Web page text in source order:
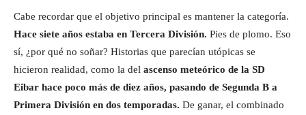
Cabe recordar que el objetivo principal es mantener la categoría.
Hace siete años estaba en Tercera División. Pies de plomo. Eso
sí, ¿por qué no soñar? Historias que parecían utópicas se
hicieron realidad, como la del ascenso meteórico de la SD
Eibar hace poco más de diez años, pasando de Segunda B a
Primera División en dos temporadas. De ganar, el combinado